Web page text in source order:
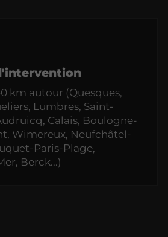
km autour (Quesques,
Lumbres, Saint-
Calais, Boulogne-
Wimereux, Neufchâtel-
Paris-Plage,
Berck...)